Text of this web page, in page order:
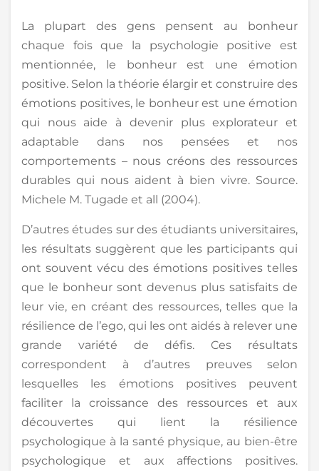
La plupart des gens pensent au bonheur
chaque fois que la psychologie positive est
mentionnée, le bonheur est une émotion
positive. Selon la théorie élargir et construire des
émotions positives, le bonheur est une émotion
qui nous aide à devenir plus explorateur et
adaptable dans nos pensées et nos
comportements – nous créons des ressources
durables qui nous aident à bien vivre. Source.
Michele M. Tugade et all (2004).
D’autres études sur des étudiants universitaires,
les résultats suggèrent que les participants qui
ont souvent vécu des émotions positives telles
que le bonheur sont devenus plus satisfaits de
leur vie, en créant des ressources, telles que la
résilience de l’ego, qui les ont aidés à relever une
grande variété de défis. Ces résultats
correspondent à d’autres preuves selon
lesquelles les émotions positives peuvent
faciliter la croissance des ressources et aux
découvertes qui lient la résilience
psychologique à la santé physique, au bien-être
psychologique et aux affections positives.